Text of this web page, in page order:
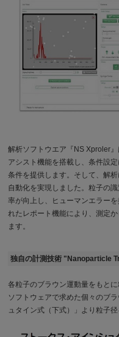
解析ソフトウエア『NS Xproler
アシスト機能を搭載し、条件設
条件を提供します。そして、解
自動化を実現しました。粒子の
率が向上し、ヒューマンエラー
れたレポート機能により、測定
ます。
独自の計測技術 "Nanoparticle
各粒子のブラウン運動量をもと
ソフトウェアで求めた個々のブ
ュタイン式（下式）」より粒子径